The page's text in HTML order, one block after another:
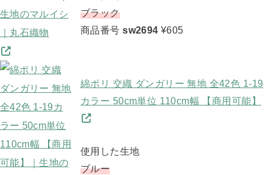
ブラック
商品番号sw2694 ¥605
綿ポリ 交織 ダンガリー 無地 全42色 1-19
カラー 50cm単位 110cm幅 【商用可能】
使用した生地
ブルー